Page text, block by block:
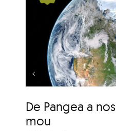
De Pangea a
mou
De